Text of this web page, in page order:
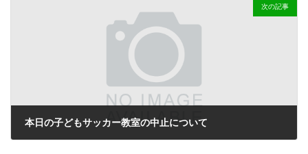
次の記事
本日の子どもサッカー教室の中止について